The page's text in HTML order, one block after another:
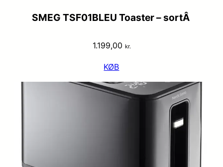
SMEG TSF01BLEU Toaster – sortÂ
1.199,00 kr.
KØB